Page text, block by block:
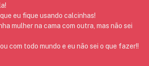
eu fique usando calcinhas!
mulher na cama com outra, mas não sei
com todo mundo e eu não sei o que fazer!!